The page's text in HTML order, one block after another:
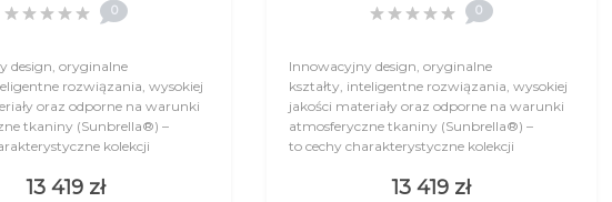
0
design, oryginalne
rozwiązania, wysokiej
oraz odporne na warunki
tkaniny (Sunbrella®) –
kolekcji
13 419 zł
0
Innowacyjny design, oryginalne
kształty, inteligentne rozwiązania, wysokiej
jakości materiały oraz odporne na warunki
atmosferyczne tkaniny (Sunbrella®) –
to cechy charakterystyczne kolekcji
13 419 zł